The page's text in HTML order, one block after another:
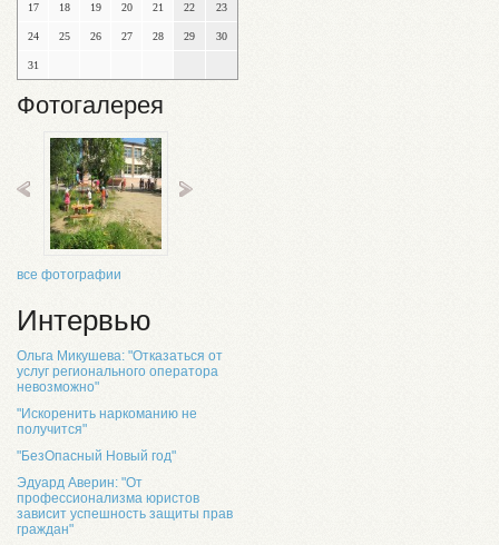
17 18 19 20 21 22 23
24 25 26 27 28 29 30
31
Фотогалерея
все фотографии
Интервью
Ольга Микушева: "Отказаться от
услуг регионального оператора
невозможно"
"Искоренить наркоманию не
получится"
"БезОпасный Новый год"
Эдуард Аверин: "От
профессионализма юристов
зависит успешность защиты прав
граждан"